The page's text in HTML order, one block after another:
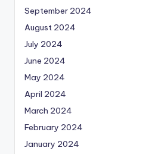
September 2024
August 2024
July 2024
June 2024
May 2024
April 2024
March 2024
February 2024
January 2024